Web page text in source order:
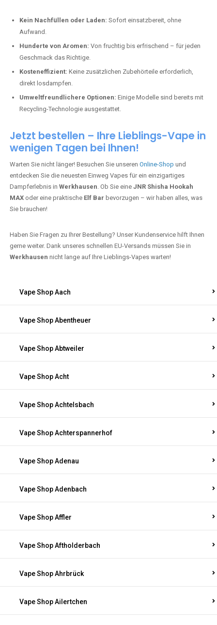
Kein Nachfüllen oder Laden: Sofort einsatzbereit, ohne
Aufwand.
Hunderte von Aromen: Von fruchtig bis erfrischend – für jeden
Geschmack das Richtige.
Kosteneffizient: Keine zusätzlichen Zubehörteile erforderlich,
direkt losdampfen.
Umweltfreundlichere Optionen: Einige Modelle sind bereits mit
Recycling-Technologie ausgestattet.
Jetzt bestellen – Ihre Lieblings-Vape in
wenigen Tagen bei Ihnen!
Warten Sie nicht länger! Besuchen Sie unseren Online-Shop und
entdecken Sie die neuesten Einweg Vapes für ein einzigartiges
Dampferlebnis in Werkhausen. Ob Sie eine JNR Shisha Hookah
MAX oder eine praktische Elf Bar bevorzugen – wir haben alles, was
Sie brauchen!
Haben Sie Fragen zu Ihrer Bestellung? Unser Kundenservice hilft Ihnen
gerne weiter. Dank unseres schnellen EU-Versands müssen Sie in
Werkhausen nicht lange auf Ihre Lieblings-Vapes warten!
Vape Shop Aach
Vape Shop Abentheuer
Vape Shop Abtweiler
Vape Shop Acht
Vape Shop Achtelsbach
Vape Shop Achterspannerhof
Vape Shop Adenau
Vape Shop Adenbach
Vape Shop Affler
Vape Shop Aftholderbach
Vape Shop Ahrbrück
Vape Shop Ailertchen